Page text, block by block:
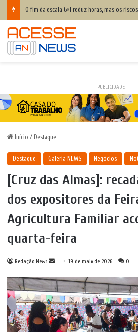
PUBLICIDADE
Início / Destaque
Destaque Galeria NEWS Negócios
[Cruz das Almas]:
dos expositores da
Agricultura Familiar
quarta-feira
Redação News
Mande
e-
mail
19 de maio de 2026 0